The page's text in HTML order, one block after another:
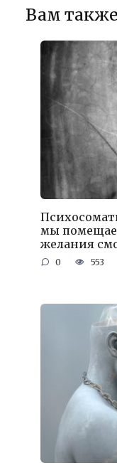
Вам
мы
желания
0 553